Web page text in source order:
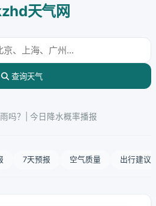
天气网
查询天气
吗？| 今日降水概率播报
7天预报 空气质量 出行建议